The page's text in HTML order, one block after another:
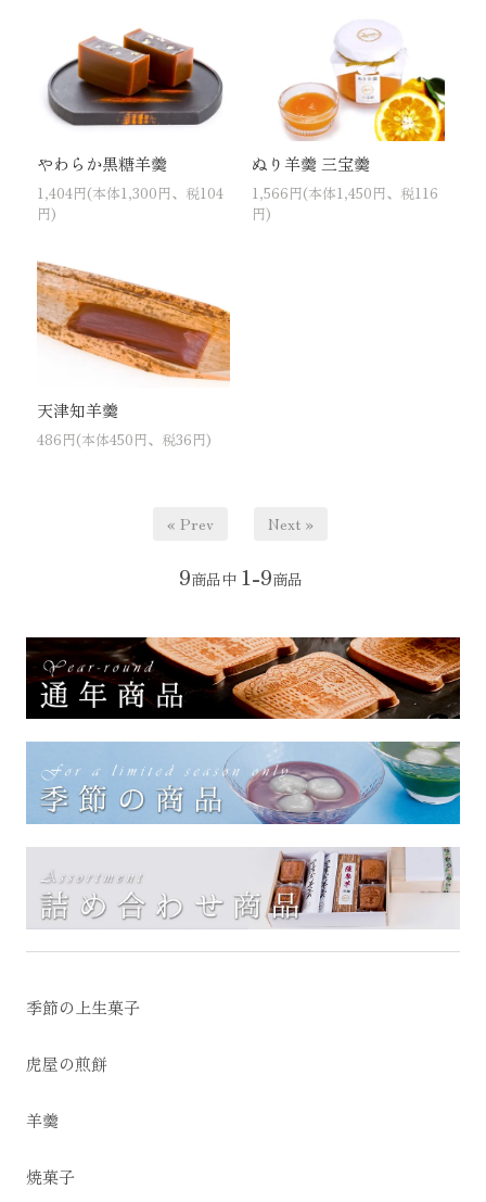
やわらか黒糖羊羹
1,404円(本体1,300円、税104
円)
ぬり羊羹 三宝羹
1,566円(本体1,450円、税116
円)
天津知羊羹
486円(本体450円、税36円)
« Prev Next »
9商品中 1-9商品
季節の上生菓子
虎屋の煎餅
羊羹
焼菓子